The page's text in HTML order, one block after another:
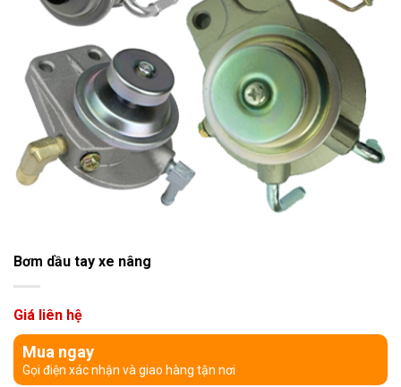
Bơm dầu tay xe nâng
Giá liên hệ
Mua ngay
Gọi điện xác nhận và giao hàng tận nơi